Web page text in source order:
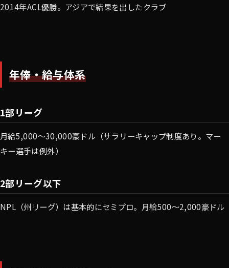
2014年ACL優勝。アジアで結果を出したクラブ
年俸・給与体系
1部リーグ
月給5,000〜30,000豪ドル（サラリーキャップ制度あり。マー
キー選手は例外）
2部リーグ以下
NPL（州リーグ）は基本的にセミプロ。月給500〜2,000豪ドル